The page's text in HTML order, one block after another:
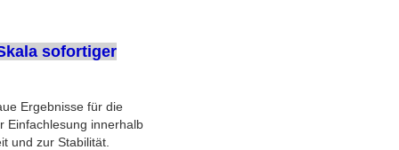
sofortiger
Ergebnisse für die
Einfachlesung innerhalb
und zur Stabilität.